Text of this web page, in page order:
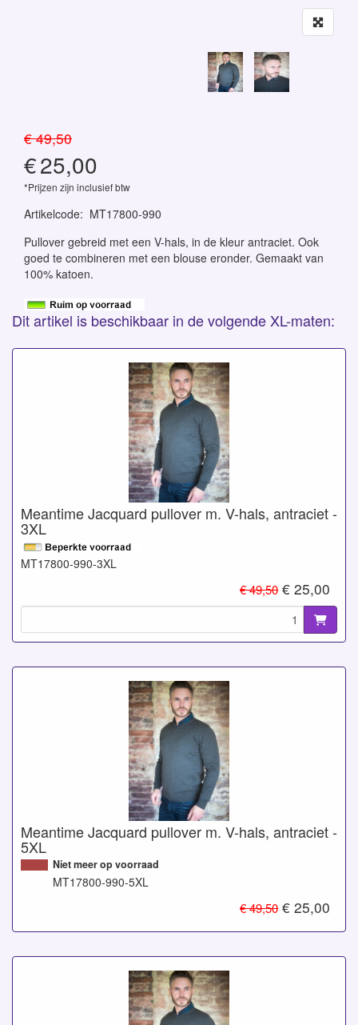
€ 49,50
€25,00
*Prijzen zijn inclusief btw
Artikelcode: MT17800-990
Pullover gebreid met een V-hals, in de kleur antraciet. Ook
goed te combineren met een blouse eronder. Gemaakt van
100% katoen.
Dit artikel is beschikbaar in de volgende XL-maten:
Meantime Jacquard pullover m. V-hals, antraciet -
3XL
MT17800-990-3XL
€ 49,50€ 25,00
Meantime Jacquard pullover m. V-hals, antraciet -
5XL
Niet meer op voorraad
MT17800-990-5XL
€ 49,50€ 25,00